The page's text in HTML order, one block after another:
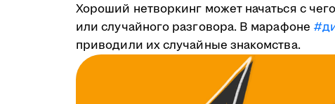
Хороший нетворкинг может начаться с
или случайного разговора. В марафоне
приводили их случайные знакомства.